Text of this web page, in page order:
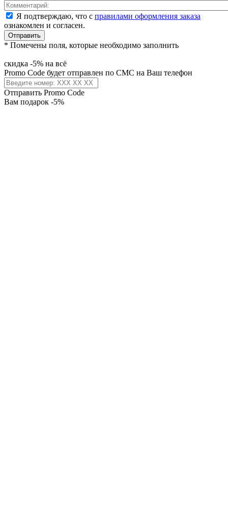
Я подтверждаю, что с правилами оформления заказа
ознакомлен и согласен.
Отправить
* Помечены поля, которые необходимо заполнить
скидка -5% на всё
Promo Code будет отправлен по СМС на Ваш телефон
Отправить Promo Code
Вам подарок -5%